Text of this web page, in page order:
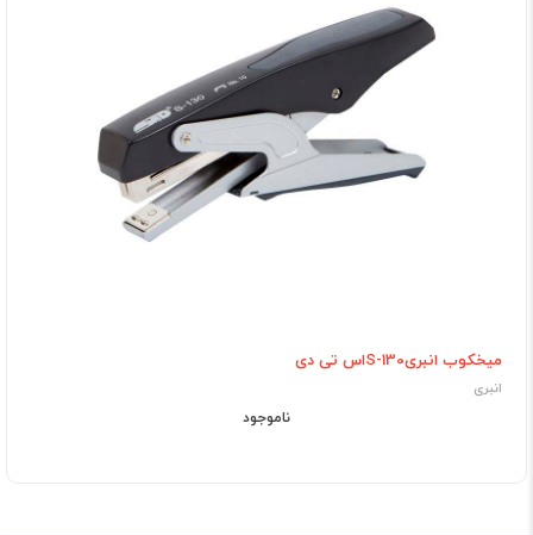
میخکوب انبریS-130اس تی دی
انبری
ناموجود